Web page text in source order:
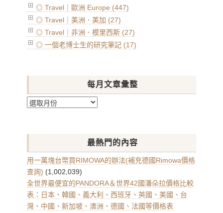
◎ Travel｜歐洲 Europe (447)
◎ Travel｜美洲．美加 (27)
◎ Travel｜非洲．模里西斯 (27)
◎ 一個老博士生的研究筆記 (17)
每月文章彙整
每
章
整
最熱門的內容
用一萬塊台幣買RIMOWA的辦法(補充德國Rimowa價格
查詢) (1,002,039)
全世界最便宜的PANDORA＆世界42國潘朵拉價格比較
表：日本、韓國、義大利、西班牙、英國、美國、台
灣、中國、新加坡、澳洲、德國、法國等價格表